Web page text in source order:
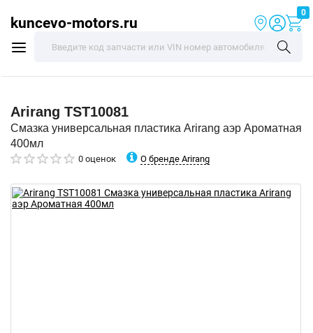
kuncevo-motors.ru
0
Arirang TST10081
Смазка универсальная пластика Arirang аэр Ароматная
400мл
0 оценок О бренде Arirang